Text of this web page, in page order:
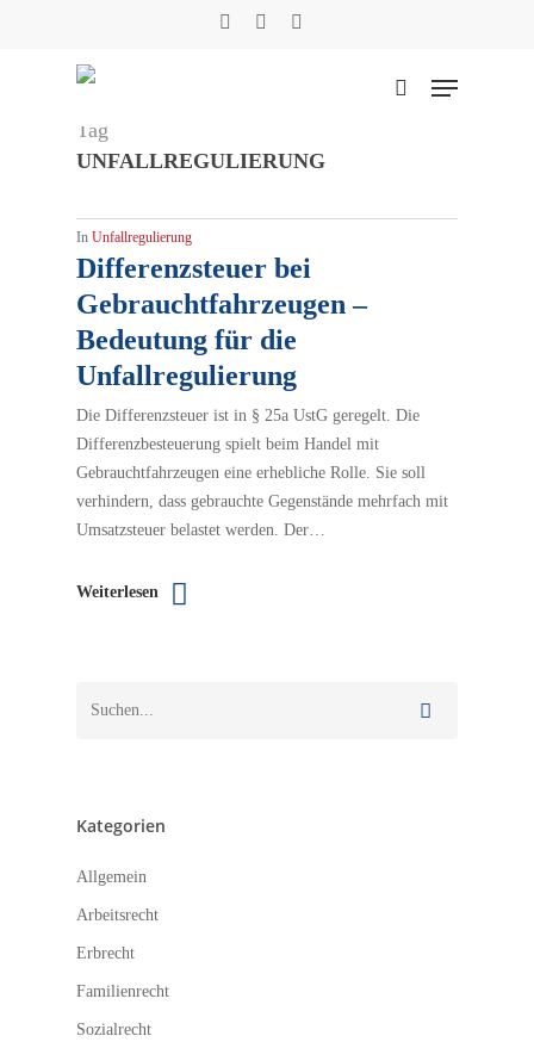
Menu
Tag
UNFALLREGULIERUNG
In Unfallregulierung
Differenzsteuer bei
Gebrauchtfahrzeugen –
Bedeutung für die
Unfallregulierung
Die Differenzsteuer ist in § 25a UstG geregelt. Die
Differenzbesteuerung spielt beim Handel mit
Gebrauchtfahrzeugen eine erhebliche Rolle. Sie soll
verhindern, dass gebrauchte Gegenstände mehrfach mit
Umsatzsteuer belastet werden. Der…
Weiterlesen
Kategorien
Allgemein
Arbeitsrecht
Erbrecht
Familienrecht
Sozialrecht